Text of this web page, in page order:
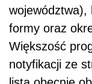
województwa),
formy oraz
Większość
notyfikacji ze